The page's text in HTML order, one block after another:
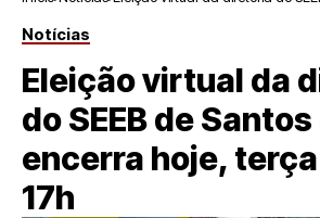
Notícias
Eleição virtual da
do SEEB de
encerra hoje,
17h